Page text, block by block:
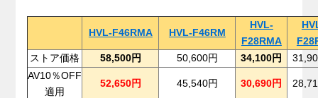
HVL-F46RMA HVL-F46RM
HVL-
F28RMA
ストア価格
58,500円 50,600円 34,100円
AV10％OFF
適用
52,650円 45,540円 30,690円